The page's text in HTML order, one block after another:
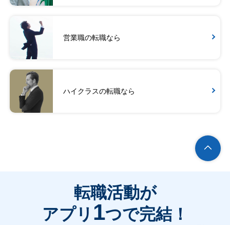
営業職の転職なら
ハイクラスの転職なら
転職活動が
アプリ 1つで完結！